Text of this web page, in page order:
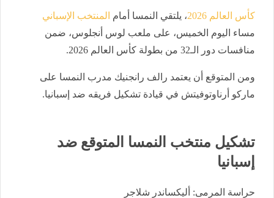
كأس العالم 2026 ، يلتقي النمسا أمام المنتخب الإسباني
مساء اليوم الخميس، على ملعب لوس أنجلوس، ضمن
منافسات دور الـ32 من بطولة كأس العالم 2026.
ومن المتوقع أن يعتمد رالف رانجنيك مدرب النمسا على
ماركو أرناوتوفيتش في قيادة تشكيل فريقه ضد إسبانيا.
تشكيل منتخب النمسا المتوقع ضد
إسبانيا
حراسة المرمى: أليكساندر شلاجر